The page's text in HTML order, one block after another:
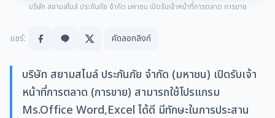
บริษัท สยามสไมล์ ประกันภัย จำกัด มหาชน เปิดรับเจ้าหน้าที่การตลาด การขาย
แชร์: คัดลอกลิงก์
บริษัท สยามสไมล์ ประกันภัย จำกัด (มหาชน) เปิดรับเจ้า
หน้าที่การตลาด (การขาย) สามารถใช้โปรแกรม
Ms.Office Word,Excel ได้ดี มีทักษะในการประสาน